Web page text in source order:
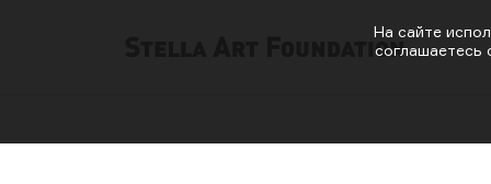
На сайте
соглашаетесь